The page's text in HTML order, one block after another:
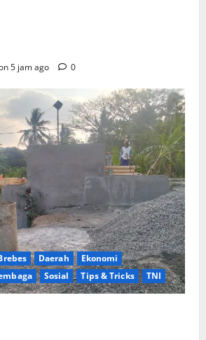
5 jam ago 0
Daerah
Ekonomi
Sosial Tips & Tricks TNI